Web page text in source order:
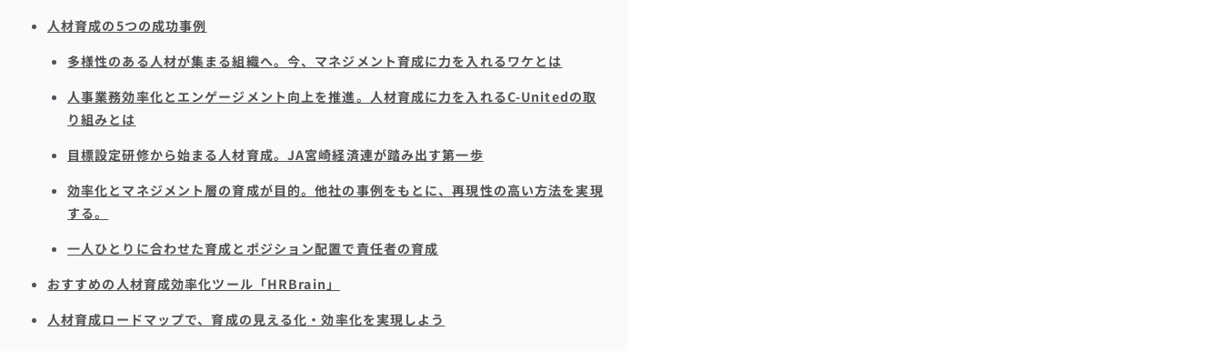
人材育成の5つの成功事例
多様性のある人材が集まる組織へ。今、マネジメント育成に力を入れるワケとは
人事業務効率化とエンゲージメント向上を推進。人材育成に力を入れるC-Unitedの取
り組みとは
目標設定研修から始まる人材育成。JA宮崎経済連が踏み出す第一歩
効率化とマネジメント層の育成が目的。他社の事例をもとに、再現性の高い方法を実現
する。
一人ひとりに合わせた育成とポジション配置で責任者の育成
おすすめの人材育成効率化ツール「HRBrain」
人材育成ロードマップで、育成の見える化・効率化を実現しよう